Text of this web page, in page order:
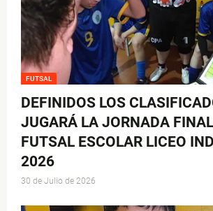
FUTSAL
DEFINIDOS LOS
JUGARÁ LA JORNADA
FUTSAL ESCOLAR LICEO
2026
30 de Julio de 2026